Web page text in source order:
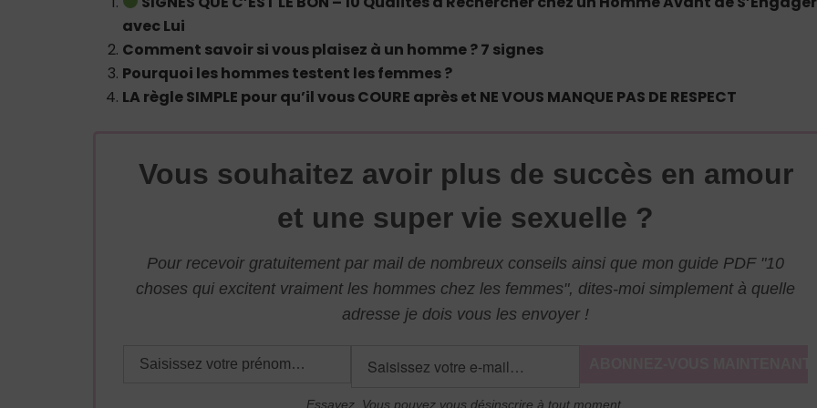
avec Lui
Comment savoir si vous plaisez à un homme ? 7 signes
Pourquoi les hommes testent les femmes ?
LA règle SIMPLE pour qu’il vous COURE après et NE VOUS MANQUE PAS DE RESPECT
Vous souhaitez avoir plus de succès en amour
et une super vie sexuelle ?
Pour recevoir gratuitement par mail de nombreux conseils ainsi que mon guide PDF "10
choses qui excitent vraiment les hommes chez les femmes", dites-moi simplement à quelle
adresse je dois vous les envoyer !
Essayez. Vous pouvez vous désinscrire à tout moment.